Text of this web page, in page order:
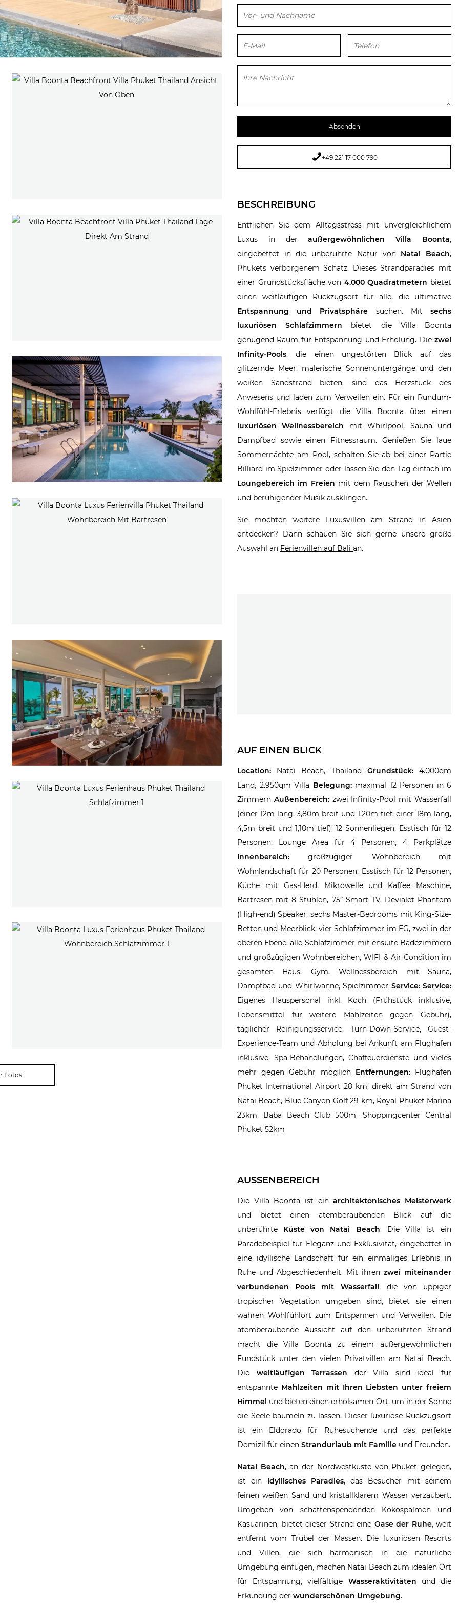
Bitte lasse dieses Feld leer.
+49 221 17 000 790
BESCHREIBUNG
Entfliehen Sie dem Alltagsstress mit unvergleichlichem
Luxus in deraußergewöhnlichen Villa Boonta,
eingebettet in die unberührte Natur von Natai Beach,
Phukets verborgenem Schatz. Dieses Strandparadies mit
einer Grundstücksfläche von 4.000 Quadratmetern bietet
einen weitläufigen Rückzugsort für alle, die ultimative
Entspannung und Privatsphäre suchen. Mit sechs
luxuriösen Schlafzimmern bietet die Villa Boonta
genügend Raum für Entspannung und Erholung. Die zwei
Infinity-Pools, die einen ungestörten Blick auf das
glitzernde Meer, malerische Sonnenuntergänge und den
weißen Sandstrand bieten, sind das Herzstück des
Anwesens und laden zum Verweilen ein. Für ein Rundum-
Wohlfühl-Erlebnis verfügt die Villa Boonta über einen
luxuriösen Wellnessbereich mit Whirlpool, Sauna und
Dampfbad sowie einen Fitnessraum. Genießen Sie laue
Sommernächte am Pool, schalten Sie ab bei einer Partie
Billiard im Spielzimmer oder lassen Sie den Tag einfach im
Loungebereich im Freien mit dem Rauschen der Wellen
und beruhigender Musik ausklingen.
Sie möchten weitere Luxusvillen am Strand in Asien
entdecken? Dann schauen Sie sich gerne unsere große
Auswahl an Ferienvillen auf Bali an.
AUF EINEN BLICK
Location: Natai Beach, Thailand Grundstück:4.000qm
Land, 2.950qm Villa Belegung: maximal 12 Personen in 6
Zimmern Außenbereich: zwei Infinity-Pool mit Wasserfall
(einer 12m lang, 3,80m breit und 1,20m tief; einer 18m lang,
4,5m breit und 1,10m tief), 12 Sonnenliegen, Esstisch für 12
Personen, Lounge Area für 4 Personen, 4 Parkplätze
Innenbereich: großzügiger Wohnbereich mit
Wohnlandschaft für 20 Personen, Esstisch für 12 Personen,
Küche mit Gas-Herd, Mikrowelle und Kaffee Maschine,
Bartresen mit 8 Stühlen, 75” Smart TV, Devialet Phantom
(High-end) Speaker, sechs Master-Bedrooms mit King-Size-
Betten und Meerblick, vier Schlafzimmer im EG, zwei in der
oberen Ebene, alle Schlafzimmer mit ensuite Badezimmern
und großzügigen Wohnbereichen, WIFI & Air Condition im
gesamten Haus, Gym, Wellnessbereich mit Sauna,
Dampfbad und Whirlwanne, Spielzimmer Service: Service:
Eigenes Hauspersonal inkl. Koch (Frühstück inklusive,
Lebensmittel für weitere Mahlzeiten gegen Gebühr),
täglicher Reinigungsservice, Turn-Down-Service, Guest-
Experience-Team und Abholung bei Ankunft am Flughafen
inklusive. Spa-Behandlungen, Chaffeuerdienste und vieles
mehr gegen Gebühr möglich Entfernungen:Flughafen
Phuket International Airport 28 km, direkt am Strand von
Natai Beach, Blue Canyon Golf 29 km, Royal Phuket Marina
23km, Baba Beach Club 500m, Shoppingcenter Central
Phuket 52km
AUSSENBEREICH
Die Villa Boonta ist einarchitektonisches Meisterwerk
und bietet einen atemberaubenden Blick auf die
unberührte Küste von Natai Beach. Die Villa ist ein
Paradebeispiel für Eleganz und Exklusivität, eingebettet in
eine idyllische Landschaft für ein einmaliges Erlebnis in
Ruhe und Abgeschiedenheit. Mit ihren zwei miteinander
verbundenen Pools mit Wasserfall, die von üppiger
tropischer Vegetation umgeben sind, bietet sie einen
wahren Wohlfühlort zum Entspannen und Verweilen. Die
atemberaubende Aussicht auf den unberührten Strand
macht die Villa Boonta zu einem außergewöhnlichen
Fundstück unter den vielen Privatvillen am Natai Beach.
Die weitläufigen Terrassen der Villa sind ideal für
entspannte Mahlzeiten mit Ihren Liebsten unter freiem
Himmel und bieten einen erholsamen Ort, um in der Sonne
die Seele baumeln zu lassen. Dieser luxuriöse Rückzugsort
ist ein Eldorado für Ruhesuchende und das perfekte
Domizil für einen Strandurlaub mit Familie und Freunden.
Natai Beach, an der Nordwestküste von Phuket gelegen,
ist ein idyllisches Paradies, das Besucher mit seinem
feinen weißen Sand und kristallklarem Wasser verzaubert.
Umgeben von schattenspendenden Kokospalmen und
Kasuarinen, bietet dieser Strand eine Oase der Ruhe, weit
entfernt vom Trubel der Massen. Die luxuriösen Resorts
und Villen, die sich harmonisch in die natürliche
Umgebung einfügen, machen Natai Beach zum idealen Ort
für Entspannung, vielfältige Wasseraktivitäten und die
Erkundung der wunderschönen Umgebung.
Fotos